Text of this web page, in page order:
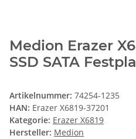
Medion Erazer
SSD SATA
Artikelnummer: 74254-1235
HAN: Erazer X6819-37201
Kategorie: Erazer X6819
Hersteller: Medion